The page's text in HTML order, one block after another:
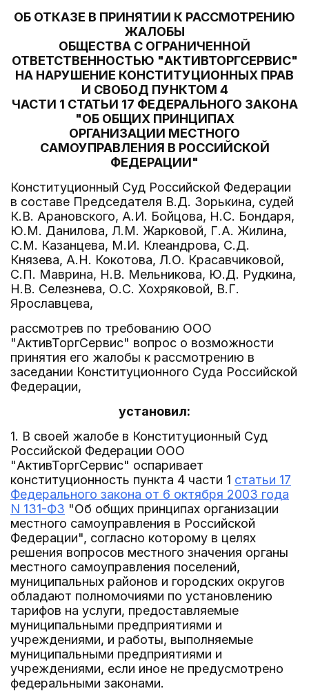
ОБ ОТКАЗЕ В ПРИНЯТИИ К РАССМОТРЕНИЮ
ЖАЛОБЫ
ОБЩЕСТВА С ОГРАНИЧЕННОЙ
ОТВЕТСТВЕННОСТЬЮ "АКТИВТОРГСЕРВИС"
НА НАРУШЕНИЕ КОНСТИТУЦИОННЫХ ПРАВ
И СВОБОД ПУНКТОМ 4
ЧАСТИ 1 СТАТЬИ 17 ФЕДЕРАЛЬНОГО ЗАКОНА
"ОБ ОБЩИХ ПРИНЦИПАХ
ОРГАНИЗАЦИИ МЕСТНОГО
САМОУПРАВЛЕНИЯ В РОССИЙСКОЙ
ФЕДЕРАЦИИ"
Конституционный Суд Российской Федерации
в составе Председателя В.Д. Зорькина, судей
К.В. Арановского, А.И. Бойцова, Н.С. Бондаря,
Ю.М. Данилова, Л.М. Жарковой, Г.А. Жилина,
С.М. Казанцева, М.И. Клеандрова, С.Д.
Князева, А.Н. Кокотова, Л.О. Красавчиковой,
С.П. Маврина, Н.В. Мельникова, Ю.Д. Рудкина,
Н.В. Селезнева, О.С. Хохряковой, В.Г.
Ярославцева,
рассмотрев по требованию ООО
"АктивТоргСервис" вопрос о возможности
принятия его жалобы к рассмотрению в
заседании Конституционного Суда Российской
Федерации,
установил:
1. В своей жалобе в Конституционный Суд
Российской Федерации ООО
"АктивТоргСервис" оспаривает
конституционность пункта 4 части 1 статьи 17
Федерального закона от 6 октября 2003 года
N 131-ФЗ "Об общих принципах организации
местного самоуправления в Российской
Федерации", согласно которому в целях
решения вопросов местного значения органы
местного самоуправления поселений,
муниципальных районов и городских округов
обладают полномочиями по установлению
тарифов на услуги, предоставляемые
муниципальными предприятиями и
учреждениями, и работы, выполняемые
муниципальными предприятиями и
учреждениями, если иное не предусмотрено
федеральными законами.